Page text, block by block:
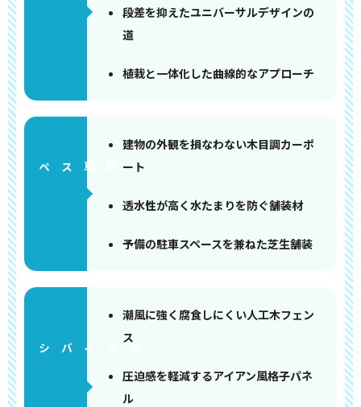
段差を抑えたユニバーサルデザインの
道
植栽と一体化した曲線的なアプローチ
建物の外観を損なわない木目調カーポ
ート
透水性が高く水たまりを防ぐ舗装材
予備の駐車スペースを兼ねた芝生舗装
潮風に強く腐食しにくい人工木フェン
ス
圧迫感を軽減するアイアン風格子パネ
ル